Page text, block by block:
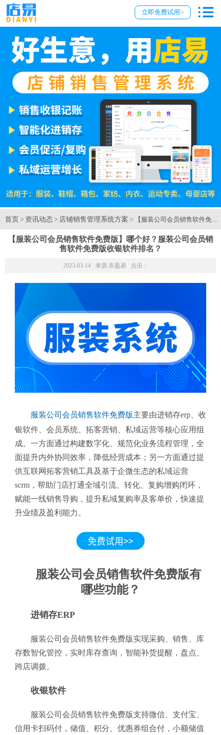
立即免费试用>
首页 > 资讯动态 > 店铺销售管理系统方案 > 【服装公司会员销售软件免
【服装公司会员销售软件免费版】哪个好？服装公司会员销
售软件免费版收银软件排名？
2023-03-14 来源:衣盈易 点击：
服装公司会员销售软件免费版主要由进销存erp、收
银软件、会员系统、拓客营销、私域运营等核心应用组
成。一方面通过构建数字化、规范化业务流程管理，全
面提升内外协同效率，降低经营成本；另一方面通过提
供互联网拓客营销工具及基于企微生态的私域运营
scrm，帮助门店打通全域引流、转化、复购增购闭环，
赋能一线销售导购，提升私域复购率及客单价，快速提
升业绩及盈利能力。
服装公司会员销售软件免费版有
哪些功能？
进销存ERP
服装公司会员销售软件免费版实现采购、销售、库
存数智化管控，实时库存查询，智能补货提醒，盘点、
跨店调拨。
收银软件
服装公司会员销售软件免费版支持微信、支付宝、
信用卡扫码付，储值、积分、优惠券组合付，小额储值